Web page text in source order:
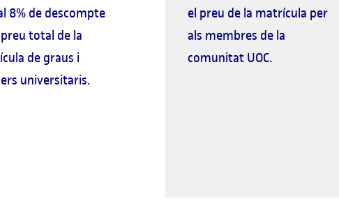
8% de descompte
total de la
de graus i
universitaris.
el preu de la matrícula per
als membres de la
comunitat UOC.